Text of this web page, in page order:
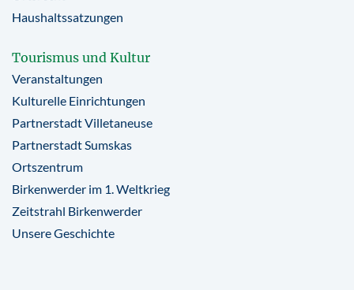
Haushaltssatzungen
Tourismus und Kultur
Veranstaltungen
Kulturelle Einrichtungen
Partnerstadt Villetaneuse
Partnerstadt Sumskas
Ortszentrum
Birkenwerder im 1. Weltkrieg
Zeitstrahl Birkenwerder
Unsere Geschichte